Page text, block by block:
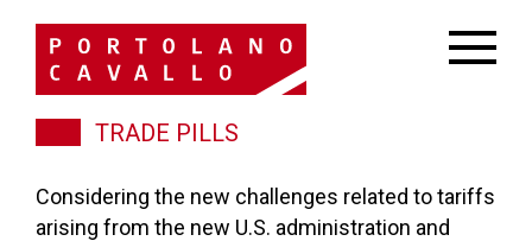
TRADE PILLS
Considering the new challenges related to tariffs
arising from the new U.S. administration and